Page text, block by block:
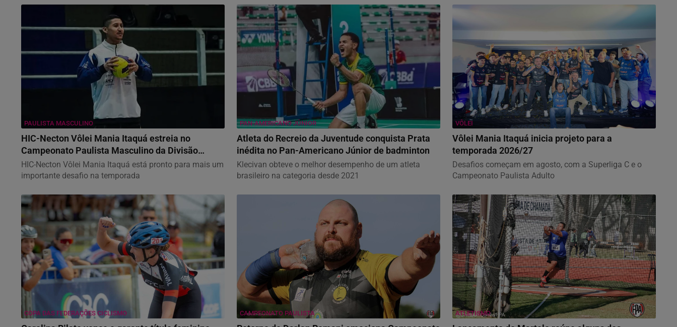
PAULISTA MASCULINO
HIC-Necton Vôlei Mania Itaquá estreia no
Campeonato Paulista Masculino da Divisão
Especial...
HIC-Necton Vôlei Mania Itaquá está pronto para mais um
importante desafio na temporada
PAN-AMERICANO JÚNIOR
Atleta do Recreio da Juventude conquista Prata
inédita no Pan-Americano Júnior de badminton
Klecivan obteve o melhor desempenho de um atleta
brasileiro na categoria desde 2021
VÔLEI
Vôlei Mania Itaquá inicia projeto para a
temporada 2026/27
Desafios começam em agosto, com a Superliga C e o
Campeonato Paulista Adulto
COPA DAS FEDERAÇÕES CICLISMO CAMPEONATO PAULISTA ATLETISMO